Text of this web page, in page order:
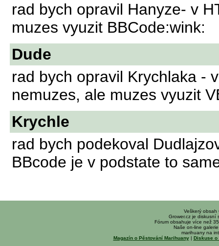
rad bych opravil Hanyze- v
muzes vyuzit BBCode:wink:
Dude
rad bych opravil Krychlaka -
nemuzes, ale muzes vyuzit
Krychle
rad bych podekoval
BBcode je v podstate to
Veškerý obsah
Grower.cz je diskusní
Fórum obsahuje více než
Naše on-line
marihuany na
Magazín o Pěstování Marihuany| Diskuse o